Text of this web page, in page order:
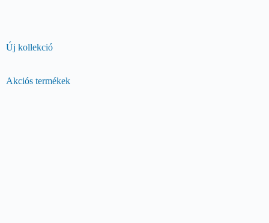
Táskák minden alkalomra
Örök klasszikusok
Új kollekció
Akciós termékek